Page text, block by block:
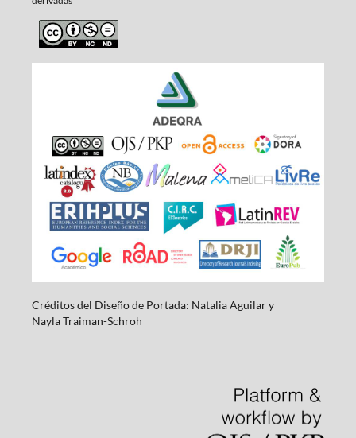
Créditos del Diseño de Portada: Natalia Aguilar y
NaylaTraiman-Schroh